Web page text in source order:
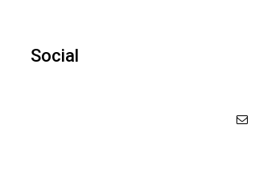
Social